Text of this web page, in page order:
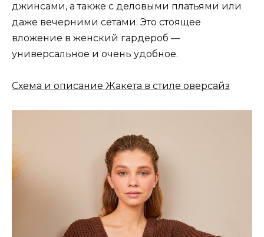
джинсами, а также с деловыми платьями или
даже вечерними сетами. Это стоящее
вложение в женский гардероб —
универсальное и очень удобное.
Схема и описание Жакета в стиле оверсайз